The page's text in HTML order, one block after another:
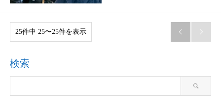
25件中 25〜25件を表示  
検索